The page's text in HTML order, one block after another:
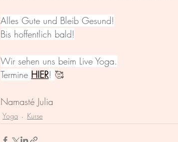
Alles Gute und Bleib Gesund!
Bis hoffentlich bald!
Wir sehen uns beim Live Yoga.
Termine HIER! 🥰
Namasté Julia
Yoga Kurse